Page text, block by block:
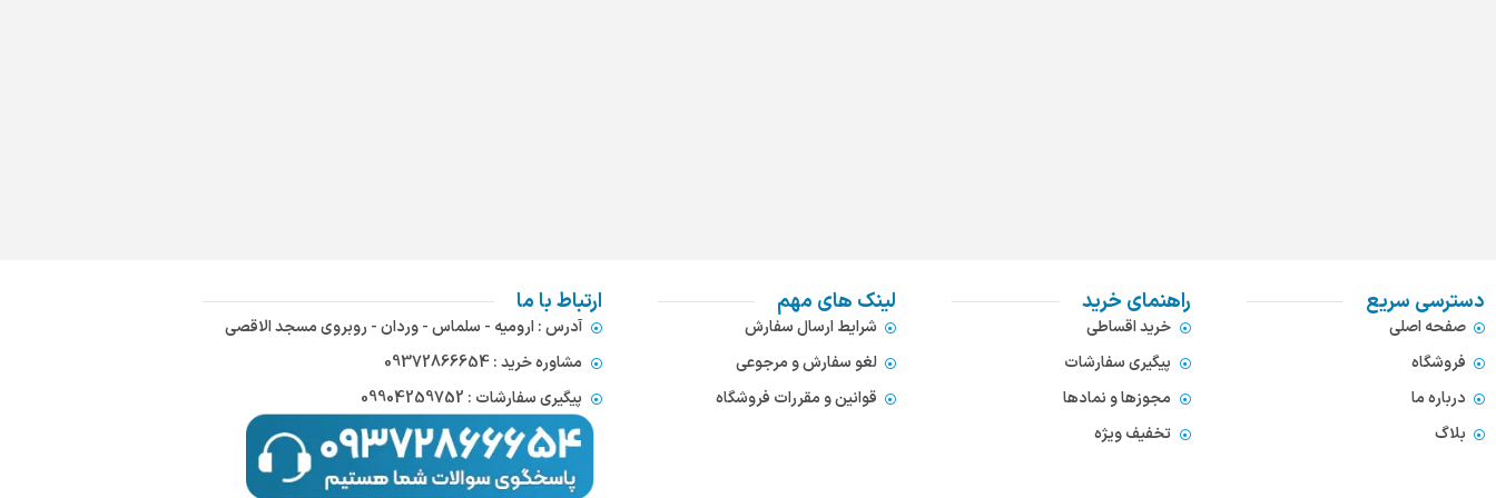
دسترسی سریع
صفحه اصلی
فروشگاه
درباره ما
بلاگ
راهنمای خرید
خرید اقساطی
پیگیری سفارشات
مجوزها و نمادها
تخفیف ویژه
لینک های مهم
شرایط ارسال سفارش
لغو سفارش و مرجوعی
قوانین و مقررات فروشگاه
ارتباط با ما
آدرس : ارومیه - سلماس - وردان - روبروی مسجد الاقصی
مشاوره خرید : 09372866654
پیگیری سفارشات : 09904259752